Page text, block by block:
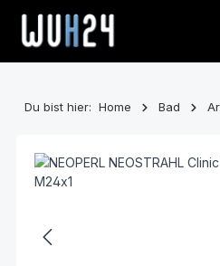
Zum Hauptinhalt springen
Du bist hier: Home Bad